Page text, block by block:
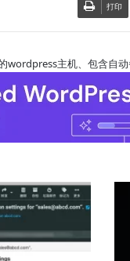
打印
wordpress主机、包含自